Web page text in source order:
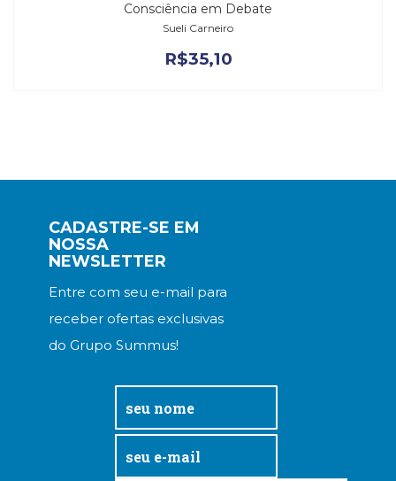
Consciência em Debate
Sueli Carneiro
R$35,10
CADASTRE-SE EM
NOSSA
NEWSLETTER
Entre com seu e-mail para
receber ofertas exclusivas
do Grupo Summus!